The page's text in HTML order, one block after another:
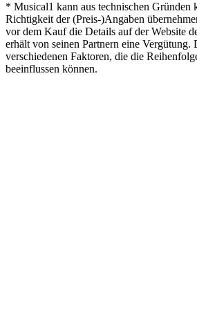
* Musical1 kann aus technischen Gründen
Richtigkeit der (Preis-)Angaben
vor dem Kauf die Details auf der Website
erhält von seinen Partnern eine Vergütung.
verschiedenen Faktoren, die die
beeinflussen können.